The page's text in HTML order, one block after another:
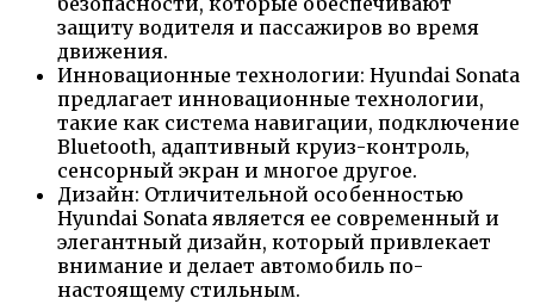
защиту водителя и пассажиров во время
движения.
Инновационные технологии: Hyundai Sonata
предлагает инновационные технологии,
такие как система навигации, подключение
Bluetooth, адаптивный круиз-контроль,
сенсорный экран и многое другое.
Дизайн: Отличительной особенностью
Hyundai Sonata является ее современный и
элегантный дизайн, который привлекает
внимание и делает автомобиль по-
настоящему стильным.